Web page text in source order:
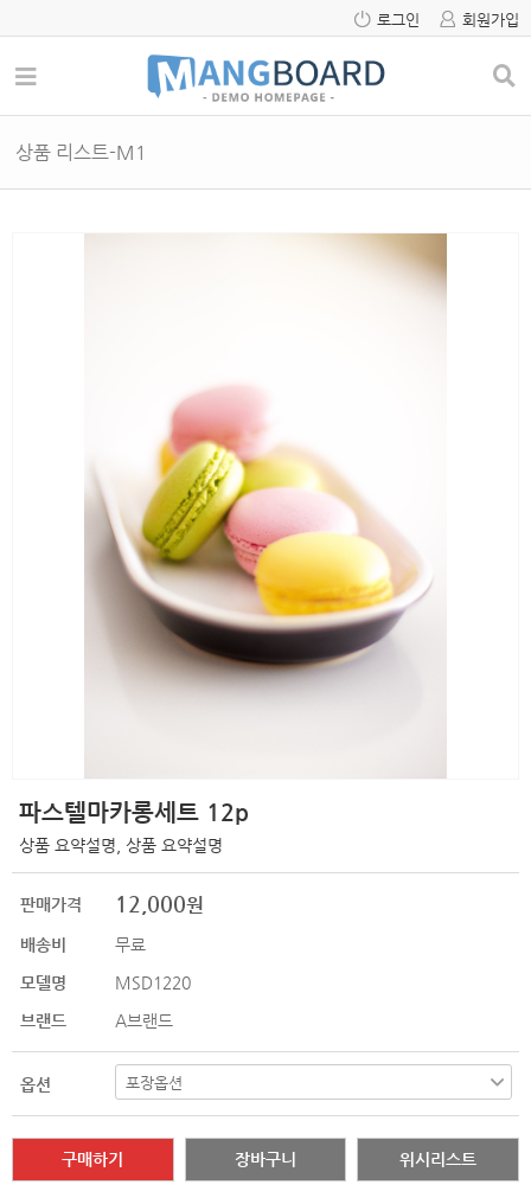
로그인 회원가입
상품 리스트-M1
파스텔마카롱세트 12p
상품 요약설명, 상품 요약설명
판매가격 12,000원
배송비
무료
모델명
MSD1220
브랜드
A브랜드
옵션
구매하기 장바구니 위시리스트